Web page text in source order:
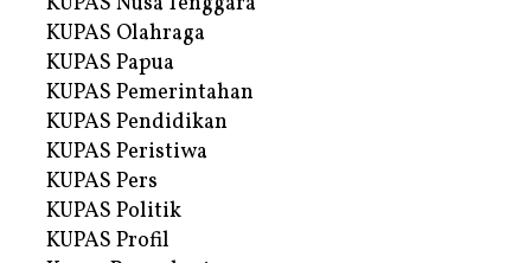
KUPAS Olahraga
KUPAS Papua
KUPAS Pemerintahan
KUPAS Pendidikan
KUPAS Peristiwa
KUPAS Pers
KUPAS Politik
KUPAS Profil